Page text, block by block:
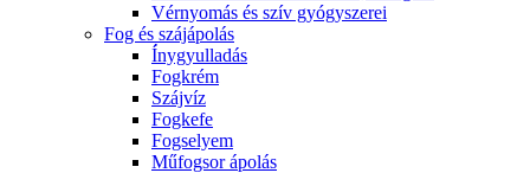
Vérnyomás és szív gyógyszerei
Fog és szájápolás
Í́nygyulladás
Fogkrém
Szájvíz
Fogkefe
Fogselyem
Műfogsor ápolás